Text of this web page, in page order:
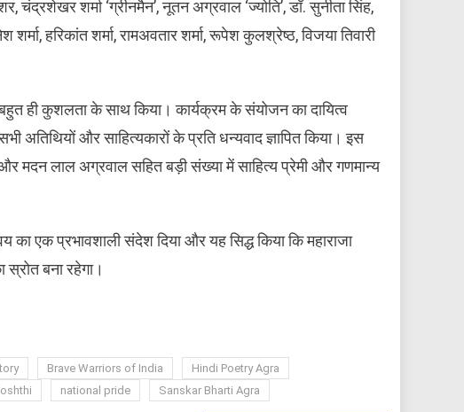
शर्मा ‘ग्रीनमैन’, नूतन अग्रवाल ‘ज्योति’, डॉ. सुनीता सिंह,
हरिकांत शर्मा, रामअवतार शर्मा, रूपेश कुलश्रेष्ठ, विजया तिवारी
ही कुशलता के साथ किया। कार्यक्रम के संयोजन का दायित्व
अतिथियों और साहित्यकारों के प्रति धन्यवाद ज्ञापित किया। इस
मदन लाल अग्रवाल सहित बड़ी संख्या में साहित्य प्रेमी और गणमान्य
एक प्रभावशाली संदेश दिया और यह सिद्ध किया कि महाराजा
बना रहेगा।
Brave Warriors of India
Hindi Poetry Agra
national pride Sanskar Bharti Agra